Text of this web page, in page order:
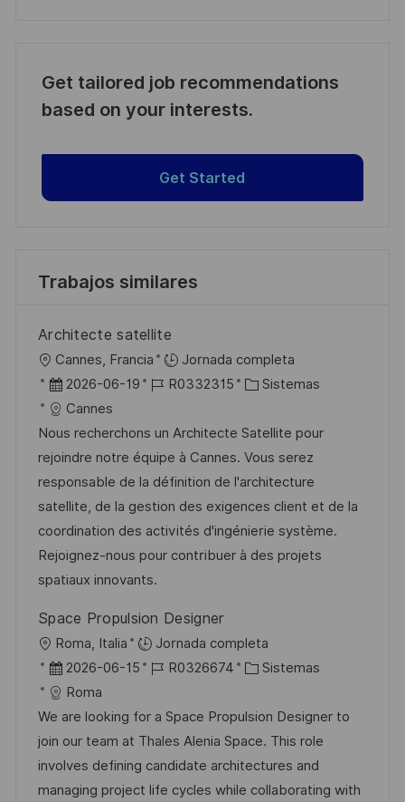
Get tailored job recommendations
based on your interests.
Get Started
Trabajos similares
Architecte satellite
U
b
c
a
c
i
ó
n
Cannes, Francia
Jornada completa
F
e
c
h
a
d
e
p
u
l
i
c
a
c
i
ó
2026-06-19
I
d
e
e
m
p
l
e
R0332315
C
t
e
g
o
r
í
Sistemas
Cannes
Nous recherchons un Architecte Satellite pour
rejoindre notre équipe à Cannes. Vous serez
responsable de la définition de l'architecture
satellite, de la gestion des exigences client et de la
coordination des activités d'ingénierie système.
Rejoignez-nous pour contribuer à des projets
spatiaux innovants.
Space Propulsion Designer
U
b
c
a
c
i
Roma, Italia
Jornada completa
F
e
c
h
a
d
2026-06-15
I
d
e
e
m
R0326674
C
t
e
g
o
Sistemas
Roma
We are looking for a Space Propulsion Designer to
join our team at Thales Alenia Space. This role
involves defining candidate architectures and
managing project life cycles while collaborating with